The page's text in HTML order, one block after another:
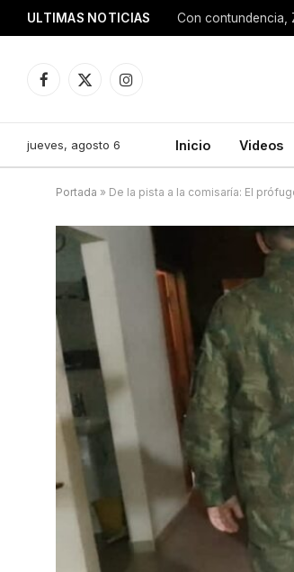
ULTIMAS NOTICIAS Con contundencia,
Facebook
X
Instagram
jueves, agosto 6 Inicio Videos
Portada » De la pista a la comisaría: El